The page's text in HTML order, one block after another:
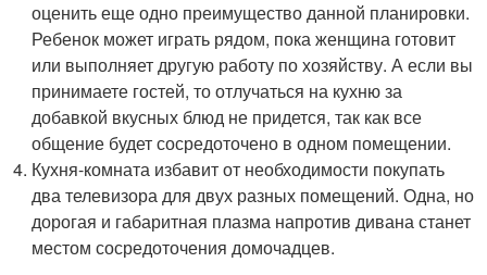
оценить еще одно преимущество данной планировки.
Ребенок может играть рядом, пока женщина готовит
или выполняет другую работу по хозяйству. А если вы
принимаете гостей, то отлучаться на кухню за
добавкой вкусных блюд не придется, так как все
общение будет сосредоточено в одном помещении.
Кухня-комната избавит от необходимости покупать
два телевизора для двух разных помещений. Одна, но
дорогая и габаритная плазма напротив дивана станет
местом сосредоточения домочадцев.